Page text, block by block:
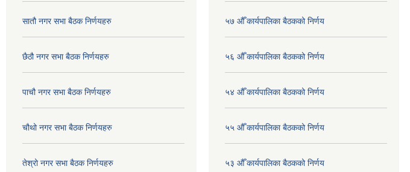
सातौ नगर सभा बैठक निर्णयहरु
छैठौ नगर सभा बैठक निर्णयहरु
पाचौ नगर सभा बैठक निर्णयहरु
चौथो नगर सभा बैठक निर्णयहरु
तेश्रो नगर सभा बैठक निर्णयहरु
५७ औँ कार्यपालिका बैठकको निर्णय
५६ औँ कार्यपालिका बैठकको निर्णय
५४ औँ कार्यपालिका बैठकको निर्णय
५५ औँ कार्यपालिका बैठकको निर्णय
५३ औँ कार्यपालिका बैठकको निर्णय